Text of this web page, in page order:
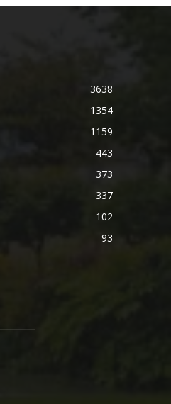
3638
1354
1159
443
373
337
102
93